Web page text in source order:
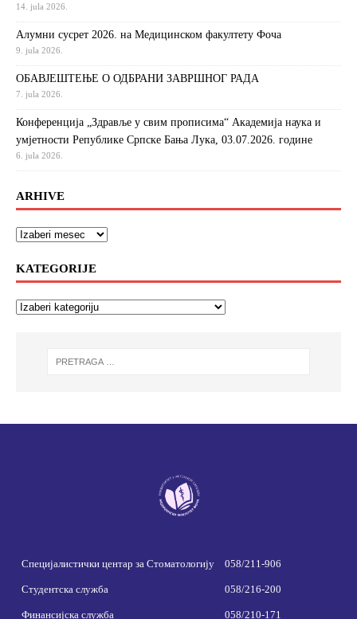
14. jula 2026.
Алумни сусрет 2026. на Медицинском факултету Фоча
9. jula 2026.
ОБАВЈЕШТЕЊЕ О ОДБРАНИ ЗАВРШНОГ РАДА
7. jula 2026.
Конференција „Здравље у свим прописима“ Академија наука и
умјетности Републике Српске Бања Лука, 03.07.2026. године
6. jula 2026.
ARHIVE
KATEGORIJE
Специјалистички центар за Стоматологију 058/211-906
Студентска служба 058/216-200
Финансијска служба 058/210-171